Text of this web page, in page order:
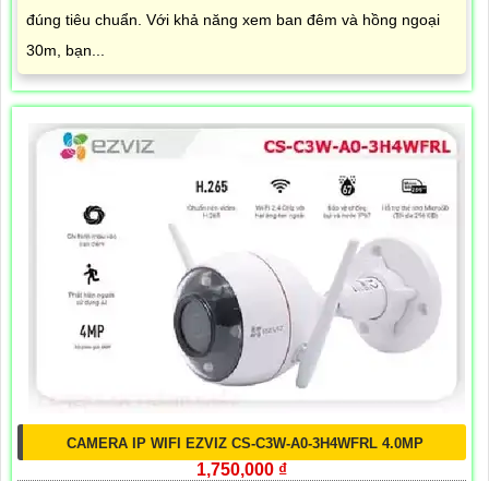
đúng tiêu chuẩn. Với khả năng xem ban đêm và hồng ngoại
30m, bạn...
CAMERA IP WIFI EZVIZ CS-C3W-A0-3H4WFRL 4.0MP
1,750,000 ₫